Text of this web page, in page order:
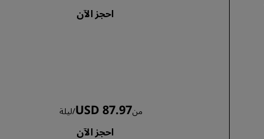
احجز الآن
منUSD 87.97
/ليلة
احجز الآن